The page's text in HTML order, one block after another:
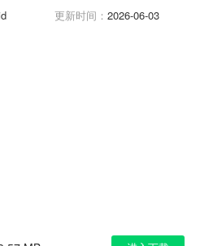
更新时间： 2026-06-03